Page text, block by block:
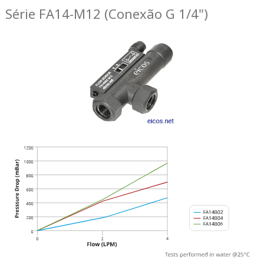
Série FA14-M12 (Conexão G 1/4")